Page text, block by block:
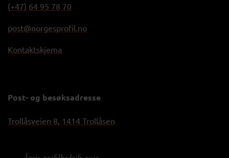
(+47) 64 95 78 70
post@norgesprofil.no
Kontaktskjema
Post- og besøksadresse
Trollåsveien 8, 1414 Trollåsen